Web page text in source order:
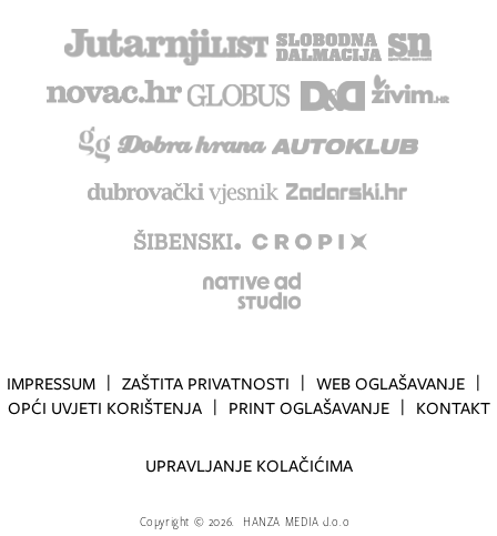
IMPRESSUM ZAŠTITA PRIVATNOSTI
WEB OGLAŠAVANJE
OPĆI UVJETI KORIŠTENJA
PRINT OGLAŠAVANJE KONTAKT
UPRAVLJANJE KOLAČIĆIMA
Copyright © 2026. HANZA MEDIA d.o.o